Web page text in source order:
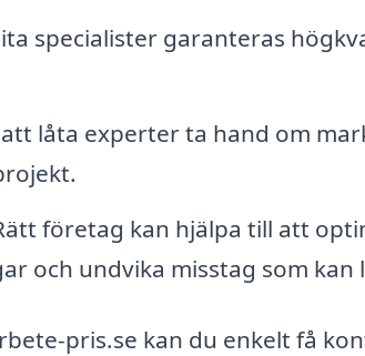
specialister garanteras
låta experter ta hand om
företag kan hjälpa till att
och undvika misstag som kan
pris.se kan du enkelt få